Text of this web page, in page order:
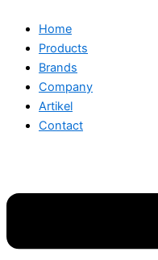
Home
Products
Brands
Company
Artikel
Contact